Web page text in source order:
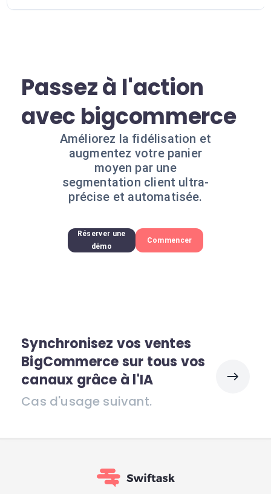
Passez à l'action
avec bigcommerce
Améliorez la fidélisation et
augmentez votre panier
moyen par une
segmentation client ultra-
précise et automatisée.
Réserver une
démo
Commencer
Synchronisez vos ventes
BigCommerce sur tous vos
canaux grâce à l'IA
Cas d'usage suivant.